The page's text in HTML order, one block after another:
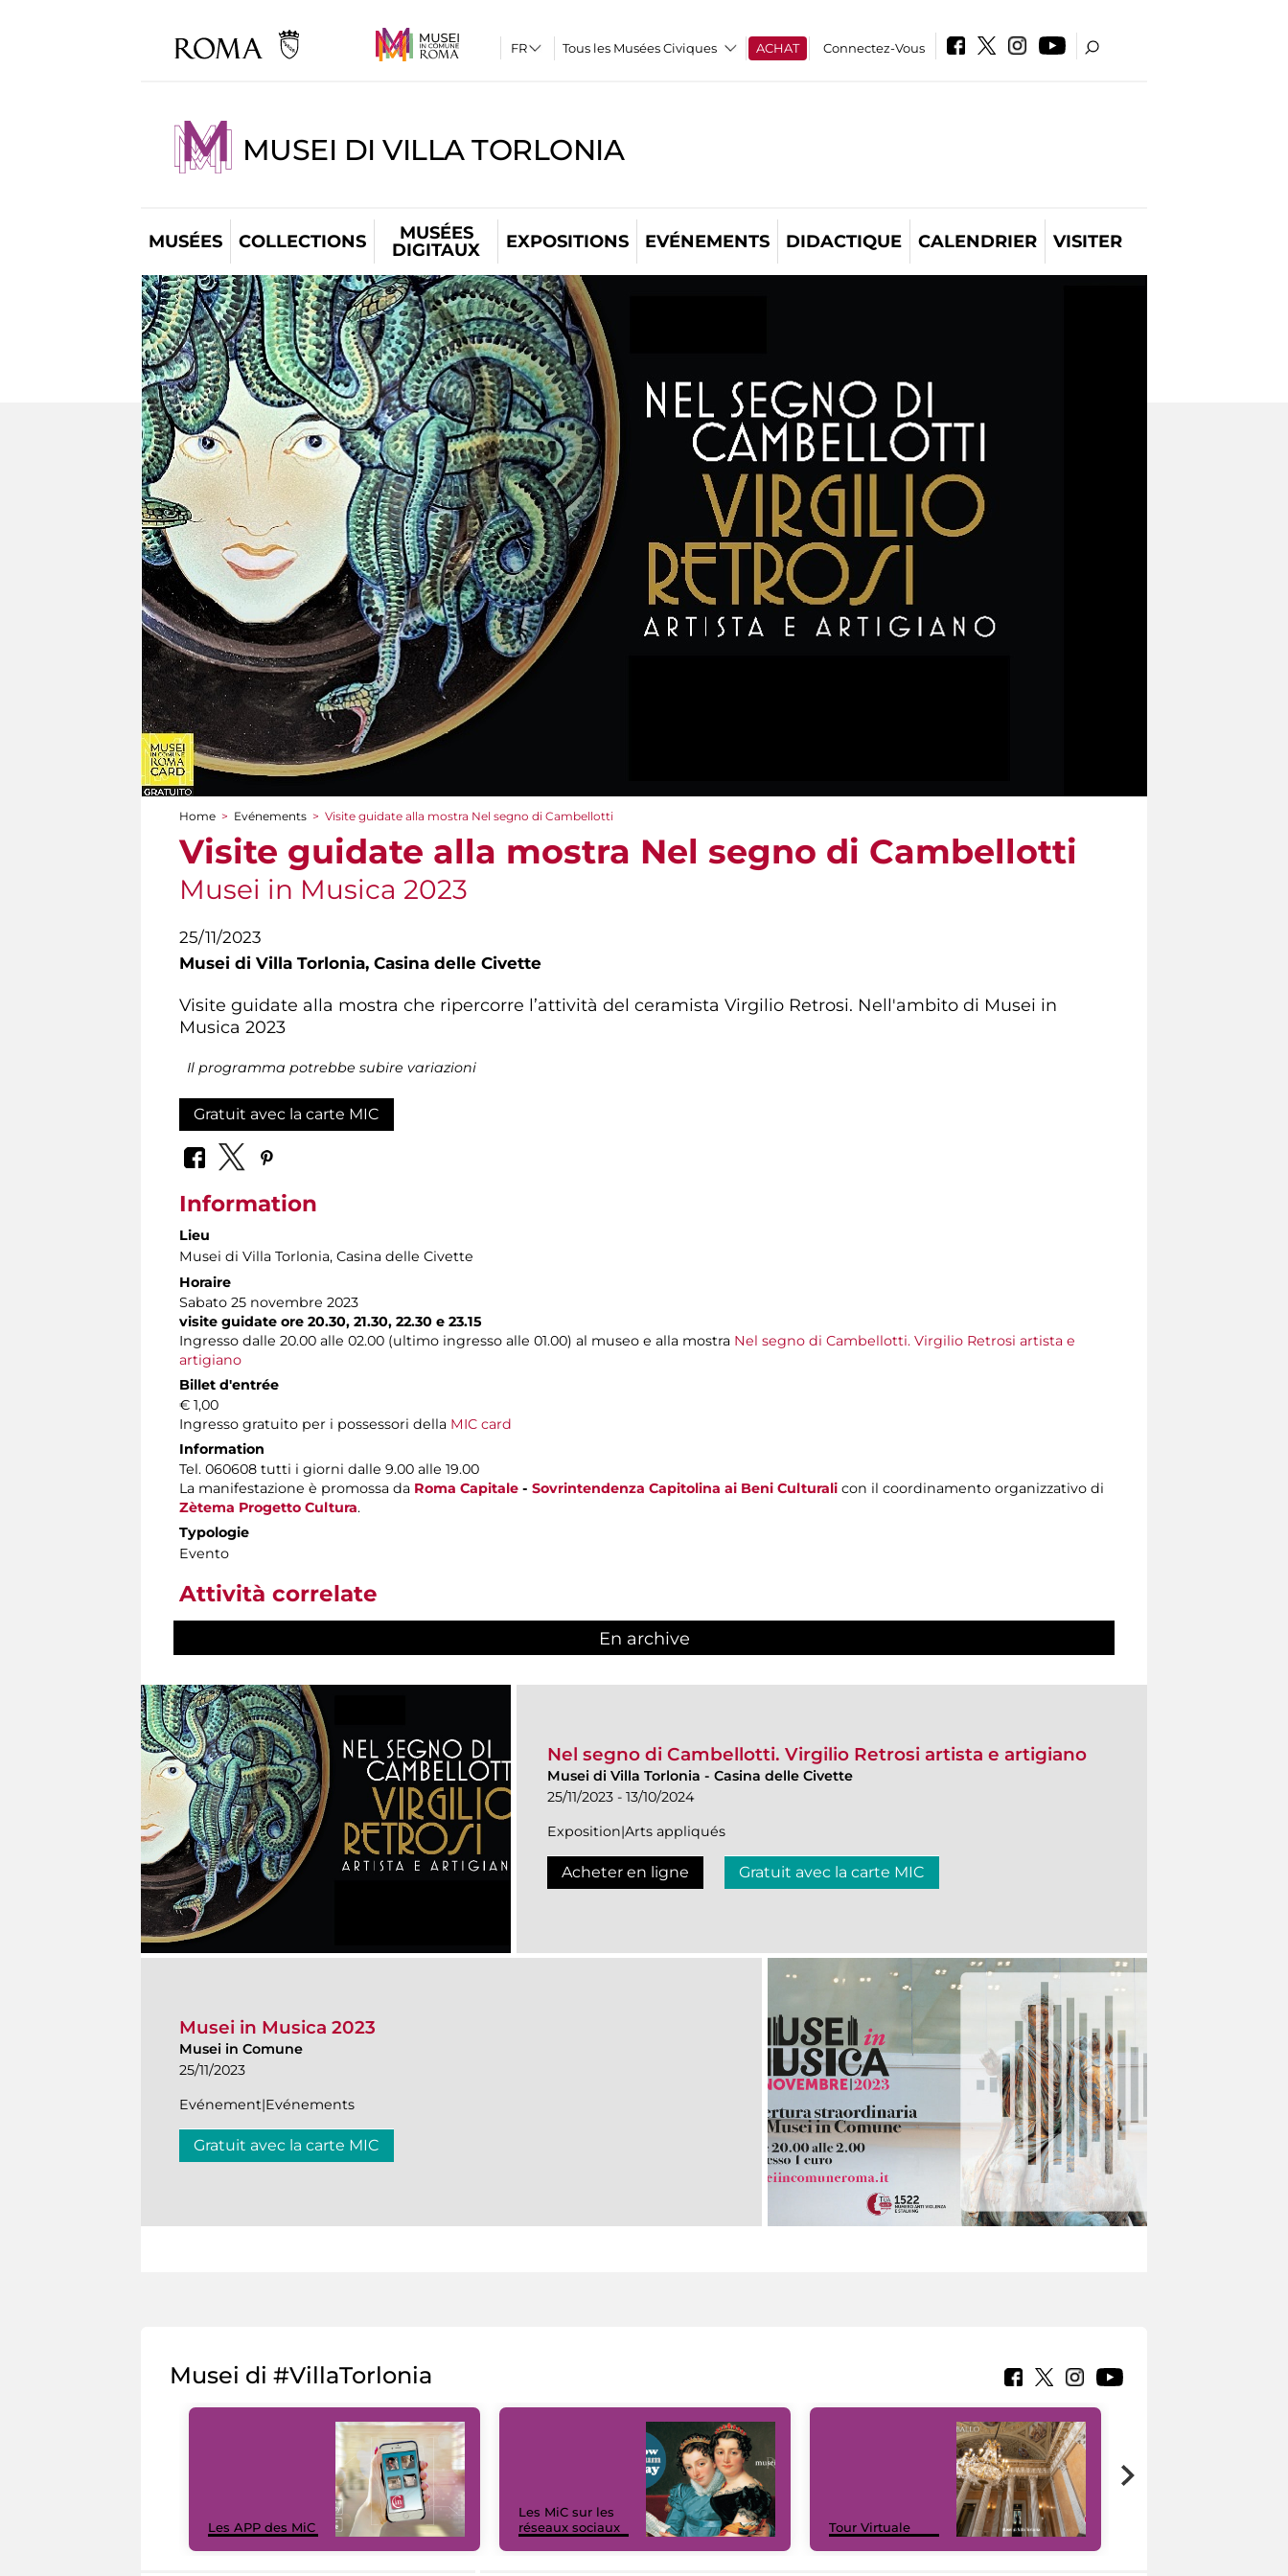
Tous les Musées Civiques ACHAT Connectez-Vous
MUSEI DI VILLA TORLONIA
MUSÉES COLLECTIONS
MUSÉES
DIGITAUX
EXPOSITIONS EVÉNEMENTS DIDACTIQUE CALENDRIER VISITER
You are here
Home > Evénements > Visite guidate alla mostra Nel segno di Cambellotti
Visite guidate alla mostra Nel segno di Cambellotti
Musei in Musica 2023
25/11/2023
Musei di Villa Torlonia, Casina delle Civette
Visite guidate alla mostra che ripercorre l’attività del ceramista Virgilio Retrosi. Nell'ambito di Musei in
Musica 2023
Il programma potrebbe subire variazioni
Gratuit avec la carte MIC
Information
Lieu
Musei di Villa Torlonia, Casina delle Civette
Horaire
Sabato 25 novembre 2023
visite guidate ore 20.30, 21.30, 22.30 e 23.15
Ingresso dalle 20.00 alle 02.00 (ultimo ingresso alle 01.00) al museo e alla mostra Nel segno di Cambellotti. Virgilio Retrosi artista e
artigiano
Billet d'entrée
€ 1,00
Ingresso gratuito per i possessori della MIC card
Information
Tel. 060608 tutti i giorni dalle 9.00 alle 19.00
La manifestazione è promossa da Roma Capitale - Sovrintendenza Capitolina ai Beni Culturali con il coordinamento organizzativo di
Zètema Progetto Cultura.
Typologie
Evento
Attività correlate
En archive
Nel segno di Cambellotti. Virgilio Retrosi artista e artigiano
Musei di Villa Torlonia - Casina delle Civette
25/11/2023 - 13/10/2024
Exposition|Arts appliqués
Acheter en ligne Gratuit avec la carte MIC
Musei in Musica 2023
Musei in Comune
25/11/2023
Evénement|Evénements
Gratuit avec la carte MIC
Musei di #VillaTorlonia
Les APP des MiC
Les MiC sur les
réseaux sociaux
Tour Virtuale